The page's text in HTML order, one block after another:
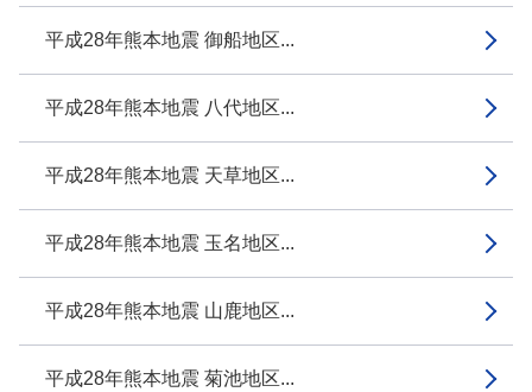
平成28年熊本地震 御船地区...
平成28年熊本地震 八代地区...
平成28年熊本地震 天草地区...
平成28年熊本地震 玉名地区...
平成28年熊本地震 山鹿地区...
平成28年熊本地震 菊池地区...